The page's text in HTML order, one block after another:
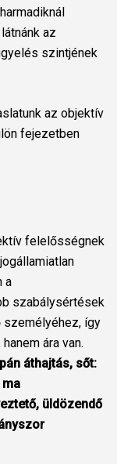
az
szintjének
az objektív
fejezetben
felelősségnek
a
szabálysértések
személyéhez, így
ára van.
áthajtás, sőt:
üldözendő